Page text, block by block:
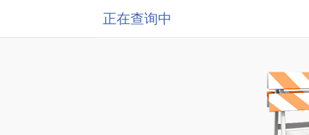
正在查询中